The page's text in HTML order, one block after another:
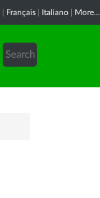
Français Italiano More...